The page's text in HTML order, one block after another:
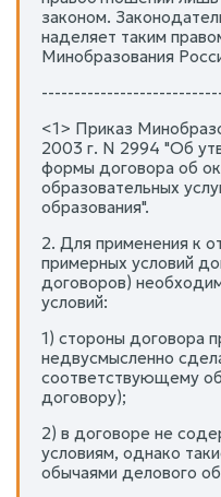
законом.
наделяет таким
Минобразования
<1> Приказ
2003 г. N 2994 "Об
формы договора об
образовательных
образования".
2. Для применения к
примерных условий
договоров)
условий:
1) стороны договора
недвусмысленно
соответствующему
договору);
2) в договоре не
условиям, однако
обычаями делового